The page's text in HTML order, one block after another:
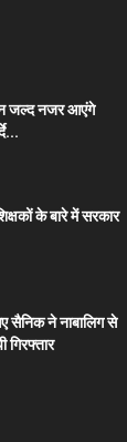
जल्द नजर आएंगे
के बारे में सरकार
सैनिक ने नाबालिग से
गिरफ्तार